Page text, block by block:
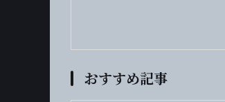
おすすめ記事